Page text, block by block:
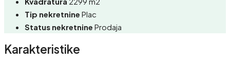
Tip nekretnine Plac
Status nekretnine Prodaja
Karakteristike